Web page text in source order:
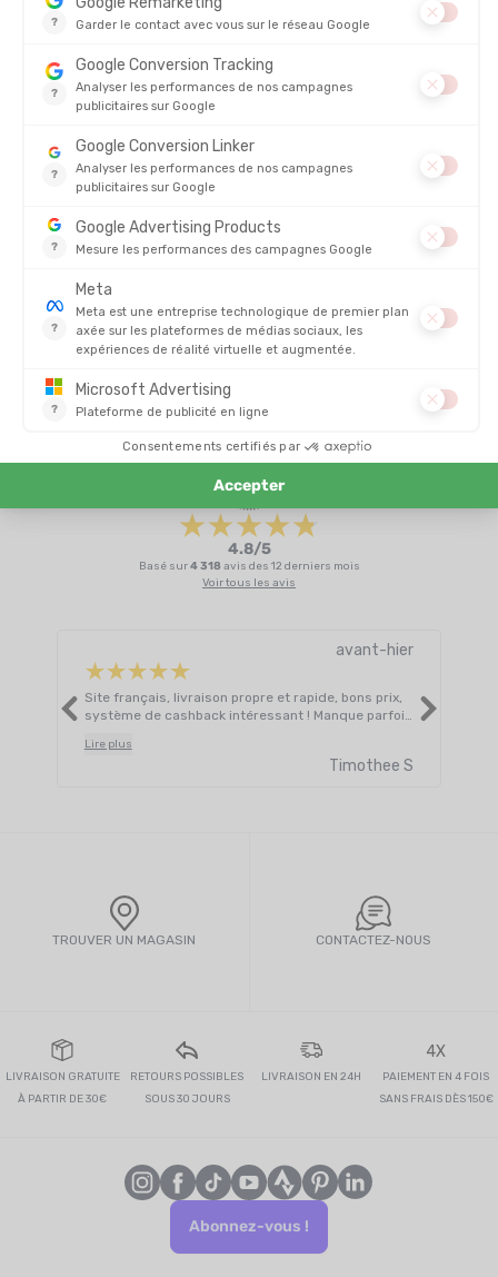
ARCTERYX
CHEMISE SKYLINE HOMME
EN STOCK - EXPÉDIÉ EN 24/48H
140,00 €
ARCTERYX
VESTE BETA AR HOMME
650,00
Il n'y a pas encore d'avis sur ce produit
4.8/5
Basé sur4 318 avis des 12 derniers mois
Voir tous les avis
avant-hier
Site français, livraison propre et rapide, bons prix,
système de cashback intéressant ! Manque parfois
les produits existants j’imagine
Lire plus
Timothee S
TROUVER UN MAGASIN CONTACTEZ-NOUS
LIVRAISON GRATUITE
À PARTIR DE 30€
RETOURS POSSIBLES
SOUS 30 JOURS
LIVRAISON EN 24H
4X
PAIEMENT EN 4 FOIS
SANS FRAIS DÈS 150€
Abonnez-vous !